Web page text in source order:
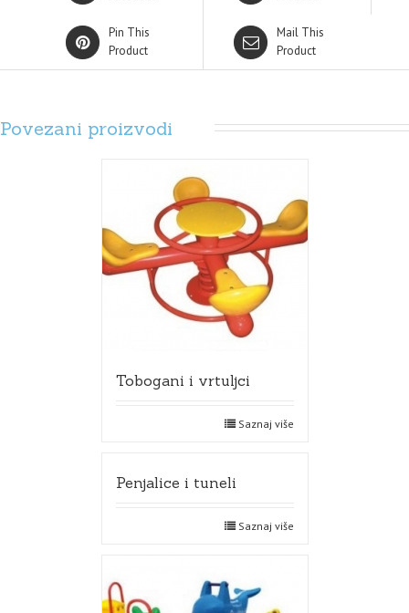
Pin This
Product
Mail This
Product
Povezani proizvodi
Tobogani i vrtuljci
Saznaj više
Penjalice i tuneli
Saznaj više